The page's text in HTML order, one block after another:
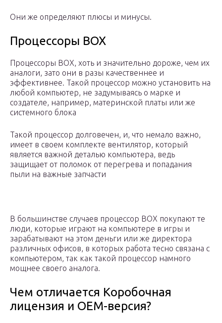
Они же определяют плюсы и минусы.
Процессоры ВОХ
Процессоры ВОХ, хоть и значительно дороже, чем их
аналоги, зато они в разы качественнее и
эффективнее. Такой процессор можно установить на
любой компьютер, не задумываясь о марке и
создателе, например, материнской платы или же
системного блока
Такой процессор долговечен, и, что немало важно,
имеет в своем комплекте вентилятор, который
является важной деталью компьютера, ведь
защищает от поломок от перегрева и попадания
пыли на важные запчасти
В большинстве случаев процессор ВОХ покупают те
люди, которые играют на компьютере в игры и
зарабатывают на этом деньги или же директора
различных офисов, в которых работа тесно связана с
компьютером, так как такой процессор намного
мощнее своего аналога.
Чем отличается Коробочная
лицензия и OEM-версия?